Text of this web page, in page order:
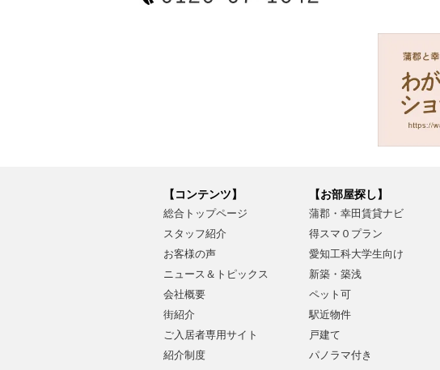
【コンテンツ】
総合トップページ
スタッフ紹介
お客様の声
ニュース＆トピックス
会社概要
街紹介
ご入居者専用サイト
紹介制度
【お部屋探し】
蒲郡・幸田賃貸ナビ
得スマ０プラン
愛知工科大学生向け
新築・築浅
ペット可
駅近物件
戸建て
パノラマ付き